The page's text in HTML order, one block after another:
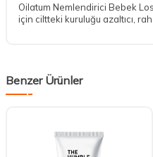
Oilatum Nemlendirici Bebek
için ciltteki kuruluğu azaltıcı,
Benzer Ürünler